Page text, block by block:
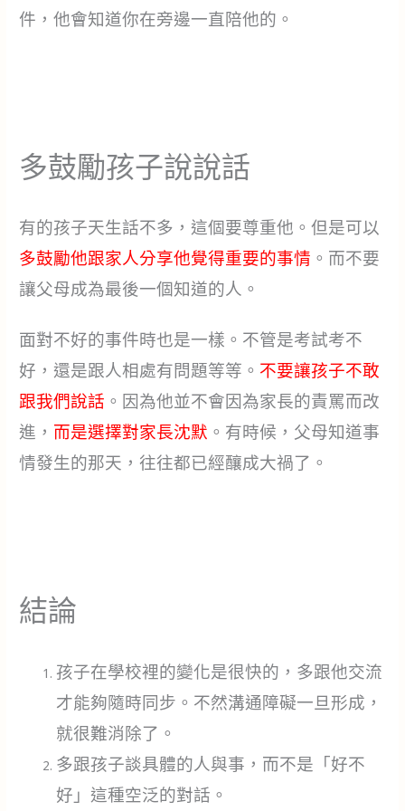
件，他會知道你在旁邊一直陪他的。
多鼓勵孩子說說話
有的孩子天生話不多，這個要尊重他。但是可以
多鼓勵他跟家人分享他覺得重要的事情 。而不要
讓父母成為最後一個知道的人。
面對不好的事件時也是一樣。不管是考試考不
好，還是跟人相處有問題等等。 不要讓孩子不敢
跟我們說話 。因為他並不會因為家長的責罵而改
進， 而是選擇對家長沈默 。有時候，父母知道事
情發生的那天，往往都已經釀成大禍了。
結論
孩子在學校裡的變化是很快的，多跟他交流
才能夠隨時同步。不然溝通障礙一旦形成，
就很難消除了。
多跟孩子談具體的人與事，而不是「好不
好」這種空泛的對話。